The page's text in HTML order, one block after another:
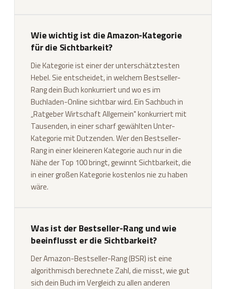
Wie wichtig ist die Amazon-Kategorie
für die Sichtbarkeit?
Die Kategorie ist einer der unterschätztesten
Hebel. Sie entscheidet, in welchem Bestseller-
Rang dein Buch konkurriert und wo es im
Buchladen-Online sichtbar wird. Ein Sachbuch in
„Ratgeber Wirtschaft Allgemein" konkurriert mit
Tausenden, in einer scharf gewählten Unter-
Kategorie mit Dutzenden. Wer den Bestseller-
Rang in einer kleineren Kategorie auch nur in die
Nähe der Top 100 bringt, gewinnt Sichtbarkeit, die
in einer großen Kategorie kostenlos nie zu haben
wäre.
Was ist der Bestseller-Rang und wie
beeinflusst er die Sichtbarkeit?
Der Amazon-Bestseller-Rang (BSR) ist eine
algorithmisch berechnete Zahl, die misst, wie gut
sich dein Buch im Vergleich zu allen anderen